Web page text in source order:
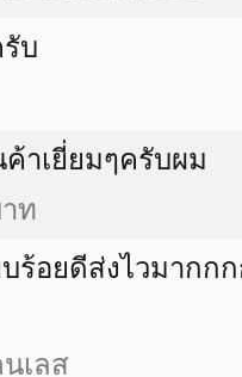
บ
าเยี่ยมๆครับผม
ท
ร้อยดีส่งไวมากก
เลส